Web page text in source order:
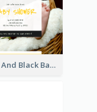
Yellow And Black Baby Shower Facebook Post